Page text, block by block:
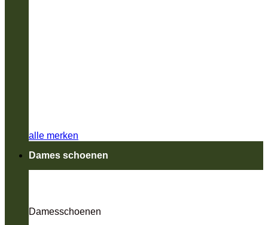
alle merken
Dames schoenen
Damesschoenen